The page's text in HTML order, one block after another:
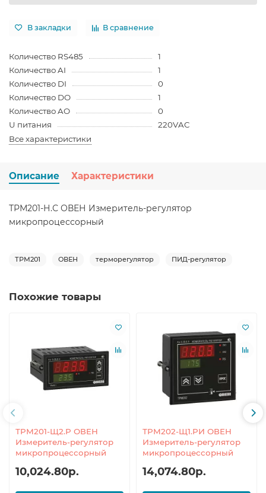
В закладки В сравнение
Количество RS485
1
Количество AI
1
Количество DI
0
Количество DO
1
Количество AO
0
U питания
220VAC
Все характеристики
Описание Характеристики
ТРМ201-Н.С ОВЕН Измеритель-регулятор
микропроцессорный
ТРМ201 ОВЕН терморегулятор ПИД-регулятор
Похожие товары
ТРМ201-Щ2.Р ОВЕН
Измеритель-регулятор
микропроцессорный
10,024.80р.
ТРМ202-Щ1.РИ ОВЕН
Измеритель-регулятор
микропроцессорный
14,074.80р.